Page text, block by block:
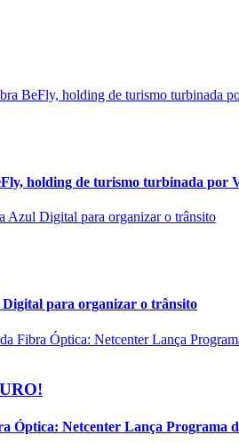
holding de turismo turbinada por
para organizar o trânsito
Óptica: Netcenter Lança Programa